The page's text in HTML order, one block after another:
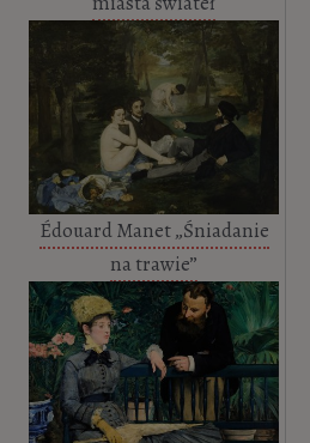
Édouard Manet „Śniadanie
na trawie”